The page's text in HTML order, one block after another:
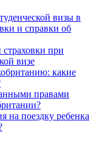
визы в
и справки об
при
визе
какие
правами
на поездку ребенка